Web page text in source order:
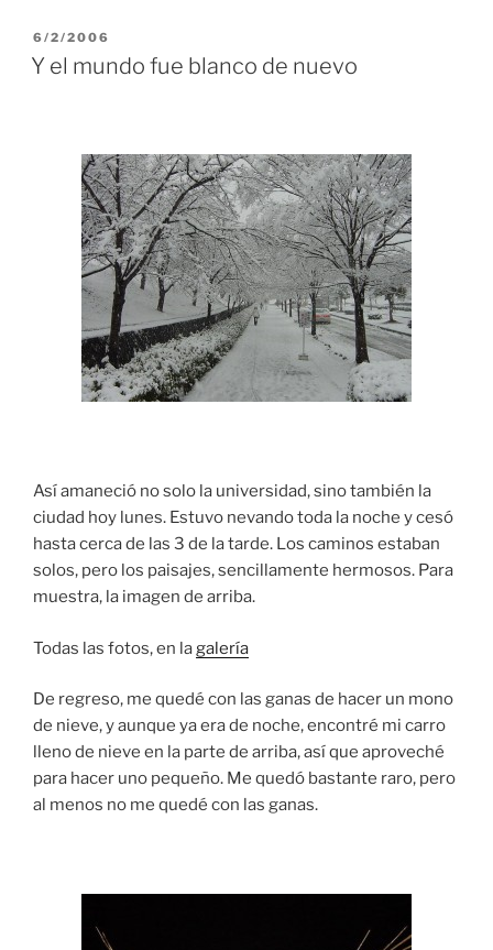
POSTED
ON
6/2/2006
Y el mundo fue blanco de nuevo
Así amaneció no solo la universidad, sino también la
ciudad hoy lunes. Estuvo nevando toda la noche y cesó
hasta cerca de las 3 de la tarde. Los caminos estaban
solos, pero los paisajes, sencillamente hermosos. Para
muestra, la imagen de arriba.
Todas las fotos, en lagalería
De regreso, me quedé con las ganas de hacer un mono
de nieve, y aunque ya era de noche, encontré mi carro
lleno de nieve en la parte de arriba, así que aproveché
para hacer uno pequeño. Me quedó bastante raro, pero
al menos no me quedé con las ganas.